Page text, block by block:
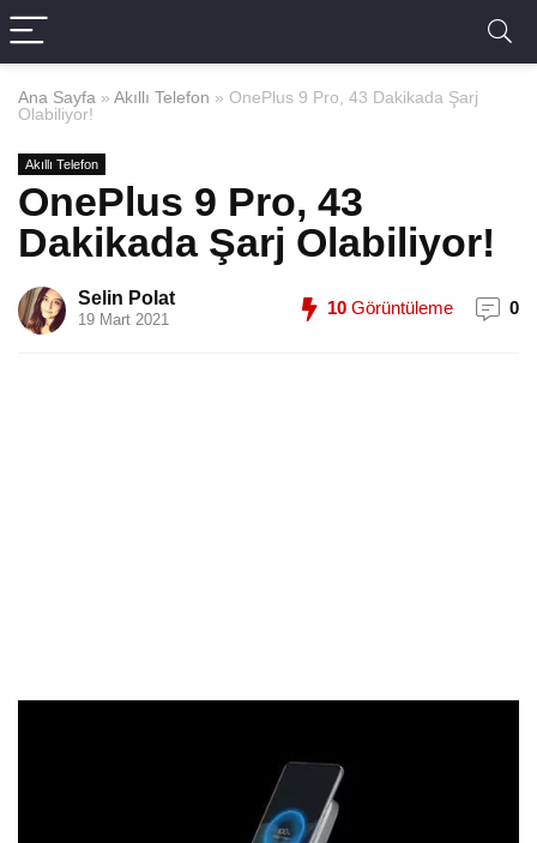
Ana Sayfa » Akıllı Telefon » OnePlus 9 Pro, 43 Dakikada Şarj
Olabiliyor!
Akıllı Telefon
OnePlus 9 Pro, 43
Dakikada Şarj Olabiliyor!
Selin Polat
19 Mart 2021
10 Görüntüleme 0